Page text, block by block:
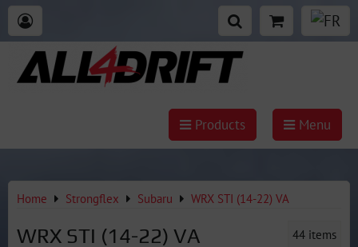
Products Menu
Home Strongflex Subaru WRX STI (14-22) VA
WRX STI (14-22) VA 44 items